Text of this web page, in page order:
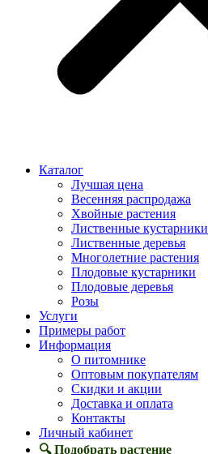
Каталог
Лучшая цена
Весенняя распродажа
Хвойные растения
Лиственные кустарники
Лиственные деревья
Многолетние растения
Плодовые кустарники
Плодовые деревья
Розы
Услуги
Примеры работ
Информация
О питомнике
Оптовым покупателям
Скидки и акции
Доставка и оплата
Контакты
Личный кабинет
🔍 Подобрать растение